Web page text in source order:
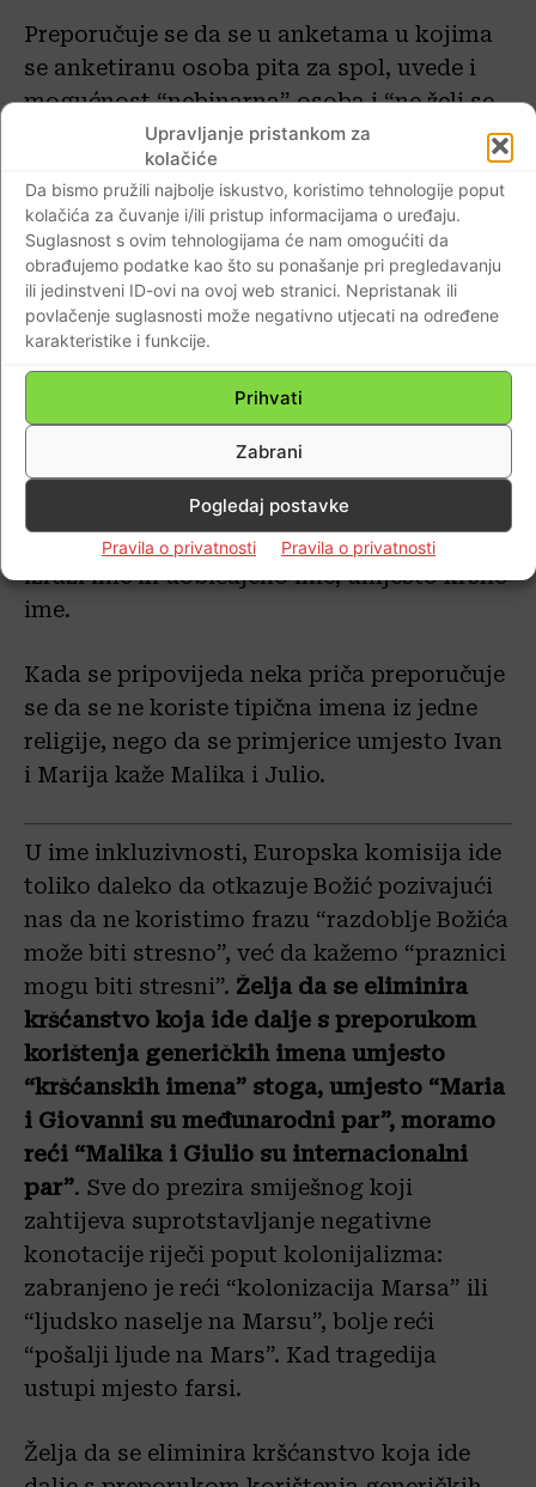
Upravljanje pristankom za
kolačiće
Da bismo pružili najbolje iskustvo, koristimo tehnologije poput
kolačića za čuvanje i/ili pristup informacijama o uređaju.
Suglasnost s ovim tehnologijama će nam omogućiti da
obrađujemo podatke kao što su ponašanje pri pregledavanju
ili jedinstveni ID-ovi na ovoj web stranici. Nepristanak ili
povlačenje suglasnosti može negativno utjecati na određene
karakteristike i funkcije.
Prihvati
Zabrani
Pogledaj postavke
Pravila o privatnosti Pravila o privatnosti
Preporučuje se da se u anketama u kojima
se anketiranu osoba pita za spol, uvede i
mogućnost “nebinarna” osoba i “ne želi se
komisije.
Preporučuje se da se u formularima koristi
izrazi ime ili uobičajeno ime, umjesto krsno
ime.
Kada se pripovijeda neka priča preporučuje
se da se ne koriste tipična imena iz jedne
religije, nego da se primjerice umjesto Ivan
i Marija kaže Malika i Julio.
U ime inkluzivnosti, Europska komisija ide
toliko daleko da otkazuje Božić pozivajući
nas da ne koristimo frazu “razdoblje Božića
može biti stresno”, već da kažemo “praznici
mogu biti stresni”. Želja da se eliminira
kršćanstvo koja ide dalje s preporukom
korištenja generičkih imena umjesto
“kršćanskih imena” stoga, umjesto “Maria
i Giovanni su međunarodni par”, moramo
reći “Malika i Giulio su internacionalni
par”. Sve do prezira smiješnog koji
zahtijeva suprotstavljanje negativne
konotacije riječi poput kolonijalizma:
zabranjeno je reći “kolonizacija Marsa” ili
“ljudsko naselje na Marsu”, bolje reći
“pošalji ljude na Mars”. Kad tragedija
ustupi mjesto farsi.
Želja da se eliminira kršćanstvo koja ide